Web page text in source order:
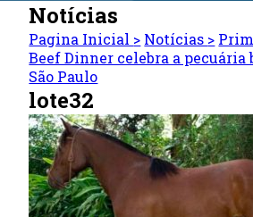
Notícias
Pagina Inicial > Notícias >
Beef Dinner celebra a pecuária
São Paulo
lote32